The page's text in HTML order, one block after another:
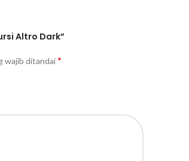
Altro Dark”
wajib ditandai*